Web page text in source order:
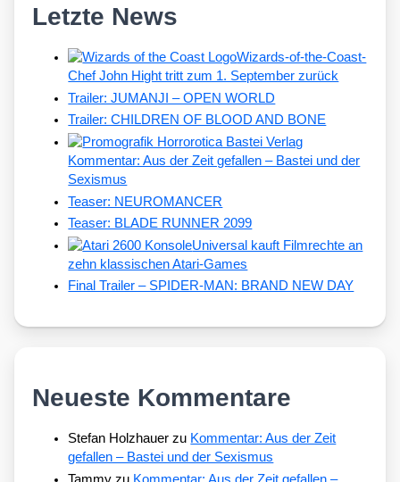
Letzte News
Wizards-of-the-Coast-
Chef John Hight tritt zum 1. September zurück
Trailer: JUMANJI – OPEN WORLD
Trailer: CHILDREN OF BLOOD AND BONE
Kommentar: Aus der Zeit gefallen – Bastei und der
Sexismus
Teaser: NEUROMANCER
Teaser: BLADE RUNNER 2099
Universal kauft Filmrechte an
zehn klassischen Atari-Games
Final Trailer – SPIDER-MAN: BRAND NEW DAY
Neueste Kommentare
Stefan Holzhauer zu Kommentar: Aus der Zeit
gefallen – Bastei und der Sexismus